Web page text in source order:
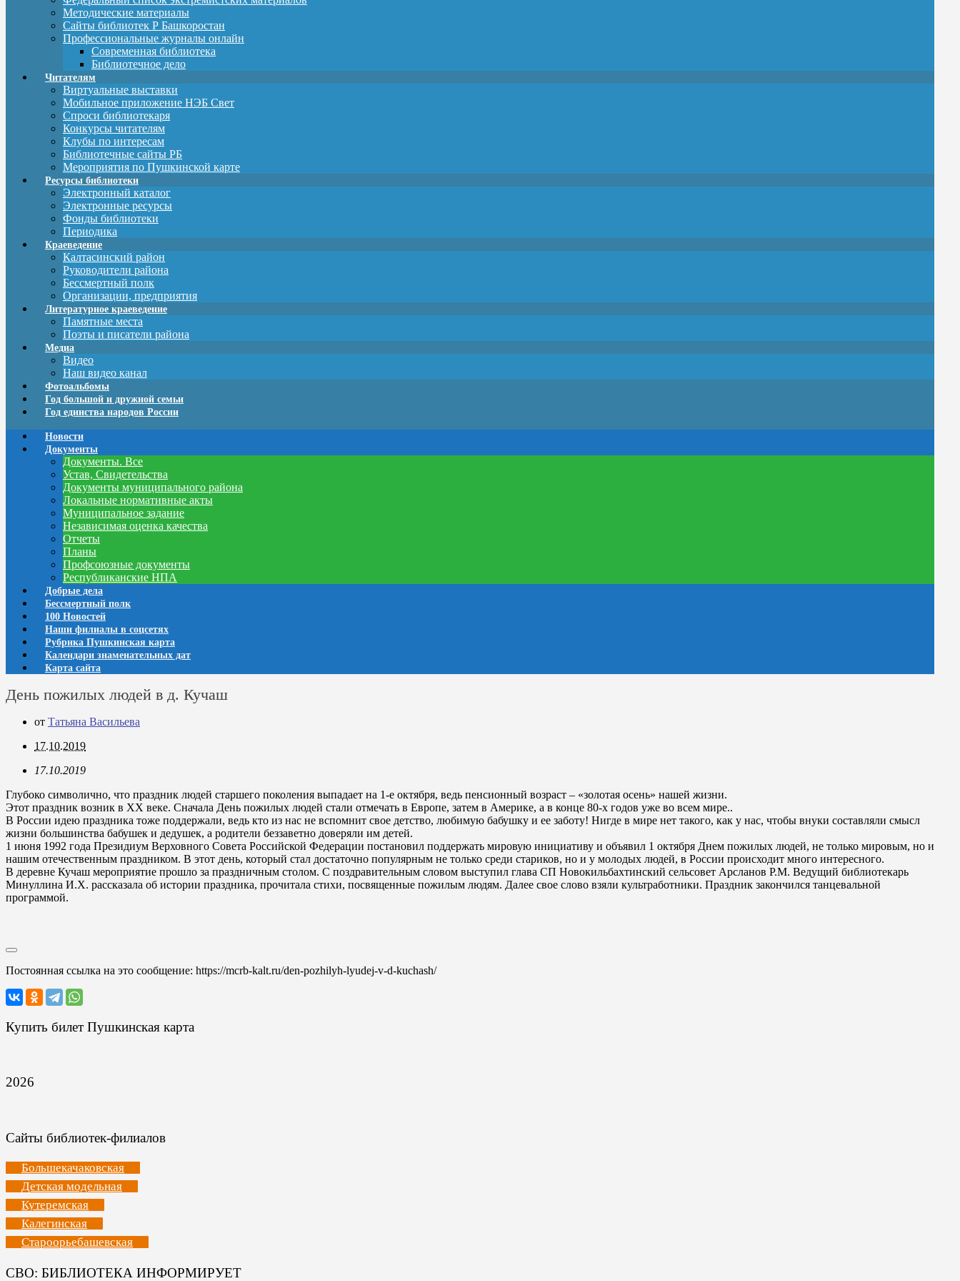
Методические материалы
Сайты библиотек Р Башкоростан
Профессиональные журналы онлайн
Современная библиотека
Библиотечное дело
Читателям
Виртуальные выставки
Мобильное приложение НЭБ Свет
Спроси библиотекаря
Конкурсы читателям
Клубы по интересам
Библиотечные сайты РБ
Мероприятия по Пушкинской карте
Ресурсы библиотеки
Электронный каталог
Электронные ресурсы
Фонды библиотеки
Периодика
Краеведение
Калтасинский район
Руководители района
Бессмертный полк
Организации, предприятия
Литературное краеведение
Памятные места
Поэты и писатели района
Медиа
Видео
Наш видео канал
Фотоальбомы
Год большой и дружной семьи
Год единства народов России
Новости
Документы
Документы. Все
Устав, Свидетельства
Документы муниципального района
Локальные нормативные акты
Муниципальное задание
Независимая оценка качества
Отчеты
Планы
Профсоюзные документы
Республиканские НПА
Добрые дела
Бессмертный полк
100 Новостей
Наши филиалы в соцсетях
Рубрика Пушкинская карта
Календари знаменательных дат
Карта сайта
День пожилых людей в д. Кучаш
от Татьяна Васильева
17.10.2019
17.10.2019
Глубоко символично, что праздник людей старшего поколения выпадает на 1-е октября, ведь пенсионный возраст – «золотая осень» нашей жизни.
Этот праздник возник в XX веке. Сначала День пожилых людей стали отмечать в Европе, затем в Америке, а в конце 80-х годов уже во всем мире..
В России идею праздника тоже поддержали, ведь кто из нас не вспомнит свое детство, любимую бабушку и ее заботу! Нигде в мире нет такого, как у нас, чтобы внуки составляли смысл
жизни большинства бабушек и дедушек, а родители беззаветно доверяли им детей.
1 июня 1992 года Президиум Верховного Совета Российской Федерации постановил поддержать мировую инициативу и объявил 1 октября Днем пожилых людей, не только мировым, но и
нашим отечественным праздником. В этот день, который стал достаточно популярным не только среди стариков, но и у молодых людей, в России происходит много интересного.
В деревне Кучаш мероприятие прошло за праздничным столом. С поздравительным словом выступил глава СП Новокильбахтинский сельсовет Арсланов Р.М. Ведущий библиотекарь
Минуллина И.Х. рассказала об истории праздника, прочитала стихи, посвященные пожилым людям. Далее свое слово взяли культработники. Праздник закончился танцевальной
программой.
Постоянная ссылка на это сообщение: https://mcrb-kalt.ru/den-pozhilyh-lyudej-v-d-kuchash/
Купить билет Пушкинская карта
2026
Сайты библиотек-филиалов
Большекачаковская
Детская модельная
Кутеремская
Калегинская
Староорьебашевская
СВО: БИБЛИОТЕКА ИНФОРМИРУЕТ